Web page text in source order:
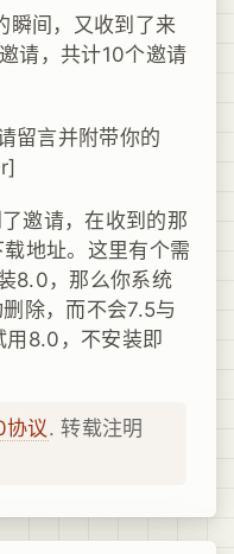
瞬间，又收到了来
请，共计10个邀请
留言并附带你的
邀请，在收到的那
地址。这里有个需
8.0，那么你系统
除，而不会7.5与
用8.0，不安装即
议. 转载注明